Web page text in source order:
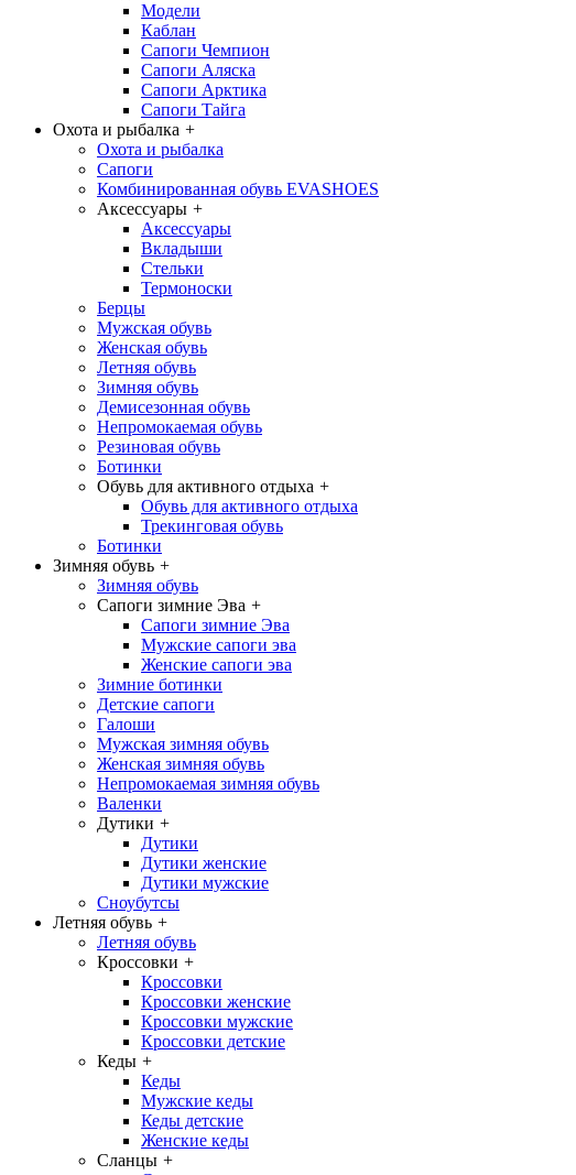
Модели
Каблан
Сапоги Чемпион
Сапоги Аляска
Сапоги Арктика
Сапоги Тайга
Охота и рыбалка +
Охота и рыбалка
Сапоги
Комбинированная обувь EVASHOES
Аксессуары +
Аксессуары
Вкладыши
Стельки
Термоноски
Берцы
Мужская обувь
Женская обувь
Летняя обувь
Зимняя обувь
Демисезонная обувь
Непромокаемая обувь
Резиновая обувь
Ботинки
Обувь для активного отдыха +
Обувь для активного отдыха
Трекинговая обувь
Ботинки
Зимняя обувь +
Зимняя обувь
Сапоги зимние Эва +
Сапоги зимние Эва
Мужские сапоги эва
Женские сапоги эва
Зимние ботинки
Детские сапоги
Галоши
Мужская зимняя обувь
Женская зимняя обувь
Непромокаемая зимняя обувь
Валенки
Дутики +
Дутики
Дутики женские
Дутики мужские
Сноубутсы
Летняя обувь +
Летняя обувь
Кроссовки +
Кроссовки
Кроссовки женские
Кроссовки мужские
Кроссовки детские
Кеды +
Кеды
Мужские кеды
Кеды детские
Женские кеды
Сланцы +